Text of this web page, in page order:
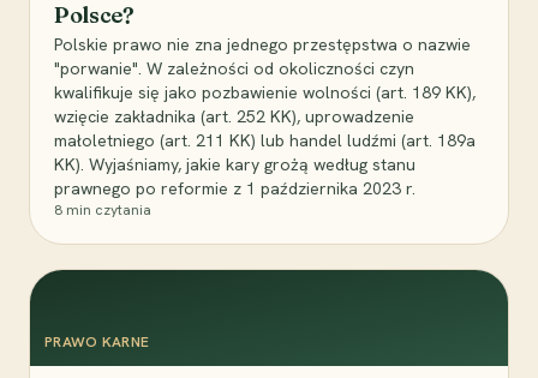
Polsce?
Polskie prawo nie zna jednego przestępstwa o nazwie
"porwanie". W zależności od okoliczności czyn
kwalifikuje się jako pozbawienie wolności (art. 189 KK),
wzięcie zakładnika (art. 252 KK), uprowadzenie
małoletniego (art. 211 KK) lub handel ludźmi (art. 189a
KK). Wyjaśniamy, jakie kary grożą według stanu
prawnego po reformie z 1 października 2023 r.
8 min czytania
PRAWO KARNE